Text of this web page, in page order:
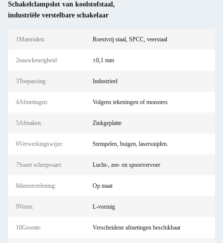
Schakelclampslot van koolstofstaal,
industriële verstelbare schakelaar
1Materialen: Roestvrij staal, SPCC, veerstaal
2nauwkeurigheid: ±0,1 mm
3Toepassing: Industrieel
4Afmetingen: Volgens tekeningen of monsters
5Afmaken.: Zinkgeplatte
6Verwerkingswijze: Stempelen, buigen, lasersnijden.
7Soort scheepvaart: Lucht-, zee- en spoorvervoer
8dienstverlening: Op maat
9Vorm: L-vormig
10Grootte: Verscheidene afmetingen beschikbaar